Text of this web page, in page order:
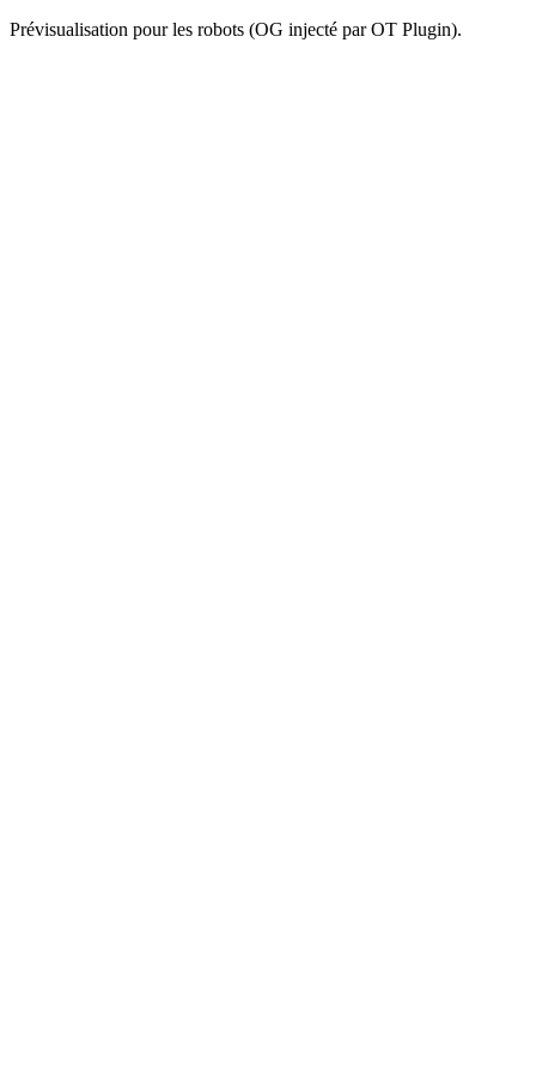
Prévisualisation pour les robots (OG injecté par OT Plugin).